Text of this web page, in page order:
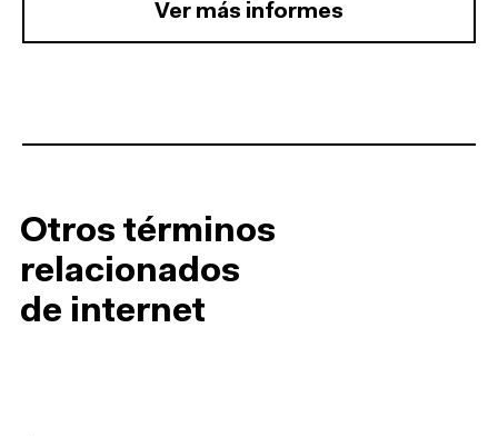
Ver más informes
Otros términos
relacionados
de internet